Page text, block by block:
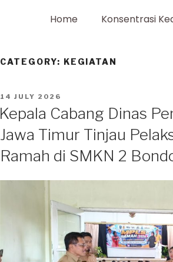
Home Konsentrasi
CATEGORY: KEGIATAN
14 JULY 2026
Kepala Cabang Dinas
Jawa Timur Tinjau
Ramah di SMKN 2